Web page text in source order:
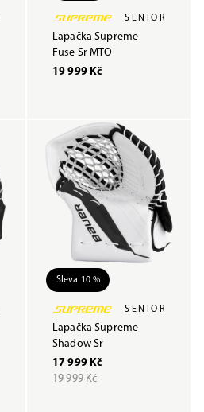
SENIOR
Lapačka Supreme
Fuse Sr MTO
19 999 Kč
Sleva 10 %
SENIOR
Lapačka Supreme
Shadow Sr
17 999 Kč
19 999 Kč